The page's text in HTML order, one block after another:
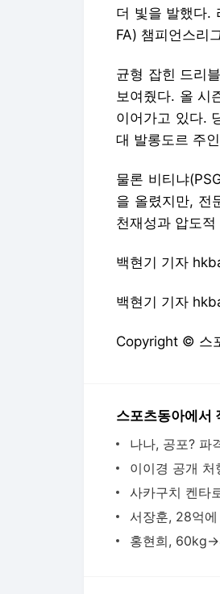
더 빛을 발했다.
FA) 챔피언스리
균형 잡힌 드리
보여줬다. 올 시
이어가고 있다.
대 발롱도르 주
물론 비티냐
을 올렸지만, 전
천재성과 압도
백현기 기자
백현기 기자
Copyright © 스
스포츠동아에서
나나, 공포? 파